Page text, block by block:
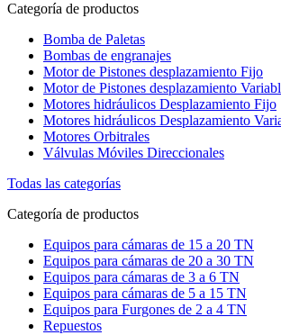
Categoría de productos
Bomba de Paletas
Bombas de engranajes
Motor de Pistones desplazamiento Fijo
Motor de Pistones desplazamiento
Motores hidráulicos Desplazamiento Fijo
Motores hidráulicos Desplazamiento
Motores Orbitrales
Válvulas Móviles Direccionales
Todas las categorías
Categoría de productos
Equipos para cámaras de 15 a 20 TN
Equipos para cámaras de 20 a 30 TN
Equipos para cámaras de 3 a 6 TN
Equipos para cámaras de 5 a 15 TN
Equipos para Furgones de 2 a 4 TN
Repuestos